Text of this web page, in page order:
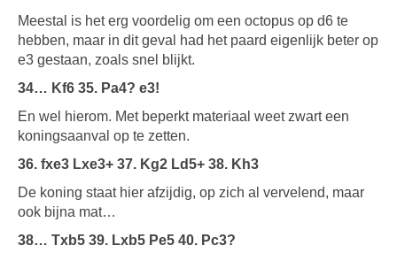
Meestal is het erg voordelig om een octopus op d6 te
hebben, maar in dit geval had het paard eigenlijk beter op
e3 gestaan, zoals snel blijkt.
34… Kf6 35. Pa4? e3!
En wel hierom. Met beperkt materiaal weet zwart een
koningsaanval op te zetten.
36. fxe3 Lxe3+ 37. Kg2 Ld5+ 38. Kh3
De koning staat hier afzijdig, op zich al vervelend, maar
ook bijna mat…
38… Txb5 39. Lxb5 Pe5 40. Pc3?